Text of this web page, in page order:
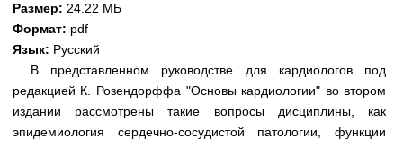
Методические рекомендации
Научно-популярное
Статьи
Новости (244)
Размер: 24.22 МБ
Формат: pdf
Язык: Русский
В представленном руководстве для кардиологов под
редакцией К. Розендорффа "Основы кардиологии" во втором
издании рассмотрены такие вопросы дисциплины, как
эпидемиология сердечно-сосудистой патологии, функции